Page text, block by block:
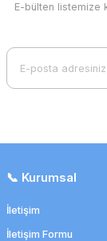
249,13 TL
E-bülten listemize
📞 Kurumsal
İletişim
İletişim Formu